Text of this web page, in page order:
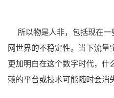
所以物是人非，包括现在一
网世界的不稳定性。当下流
更加明白在这个数字时代，什
赖的平台或技术可能随时会消